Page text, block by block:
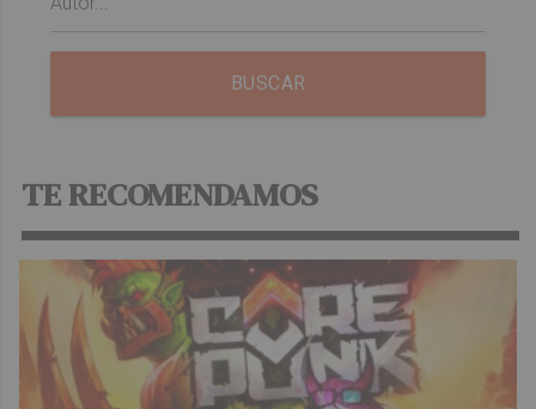
BUSCAR
TE RECOMENDAMOS